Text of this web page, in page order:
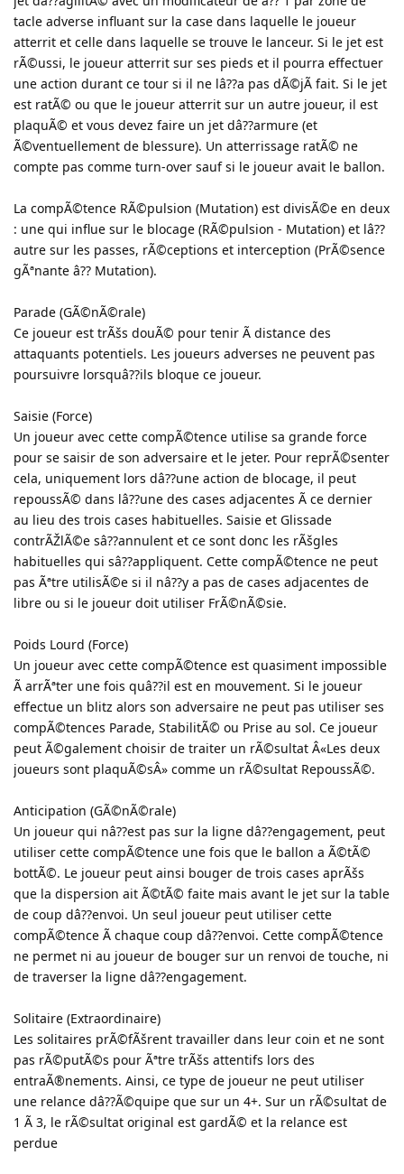
tacle adverse influant sur la case dans laquelle le joueur
atterrit et celle dans laquelle se trouve le lanceur. Si le jet est
rÃ©ussi, le joueur atterrit sur ses pieds et il pourra effectuer
une action durant ce tour si il ne lâ??a pas dÃ©jÃ fait. Si le jet
est ratÃ© ou que le joueur atterrit sur un autre joueur, il est
plaquÃ© et vous devez faire un jet dâ??armure (et
Ã©ventuellement de blessure). Un atterrissage ratÃ© ne
compte pas comme turn-over sauf si le joueur avait le ballon.
La compÃ©tence RÃ©pulsion (Mutation) est divisÃ©e en deux
: une qui influe sur le blocage (RÃ©pulsion - Mutation) et lâ??
autre sur les passes, rÃ©ceptions et interception (PrÃ©sence
gÃªnante â?? Mutation).
Parade (GÃ©nÃ©rale)
Ce joueur est trÃšs douÃ© pour tenir Ã distance des
attaquants potentiels. Les joueurs adverses ne peuvent pas
poursuivre lorsquâ??ils bloque ce joueur.
Saisie (Force)
Un joueur avec cette compÃ©tence utilise sa grande force
pour se saisir de son adversaire et le jeter. Pour reprÃ©senter
cela, uniquement lors dâ??une action de blocage, il peut
repoussÃ© dans lâ??une des cases adjacentes Ã ce dernier
au lieu des trois cases habituelles. Saisie et Glissade
contrÃŽlÃ©e sâ??annulent et ce sont donc les rÃšgles
habituelles qui sâ??appliquent. Cette compÃ©tence ne peut
pas Ãªtre utilisÃ©e si il nâ??y a pas de cases adjacentes de
libre ou si le joueur doit utiliser FrÃ©nÃ©sie.
Poids Lourd (Force)
Un joueur avec cette compÃ©tence est quasiment impossible
Ã arrÃªter une fois quâ??il est en mouvement. Si le joueur
effectue un blitz alors son adversaire ne peut pas utiliser ses
compÃ©tences Parade, StabilitÃ© ou Prise au sol. Ce joueur
peut Ã©galement choisir de traiter un rÃ©sultat Â«Les deux
joueurs sont plaquÃ©sÂ» comme un rÃ©sultat RepoussÃ©.
Anticipation (GÃ©nÃ©rale)
Un joueur qui nâ??est pas sur la ligne dâ??engagement, peut
utiliser cette compÃ©tence une fois que le ballon a Ã©tÃ©
bottÃ©. Le joueur peut ainsi bouger de trois cases aprÃšs
que la dispersion ait Ã©tÃ© faite mais avant le jet sur la table
de coup dâ??envoi. Un seul joueur peut utiliser cette
compÃ©tence Ã chaque coup dâ??envoi. Cette compÃ©tence
ne permet ni au joueur de bouger sur un renvoi de touche, ni
de traverser la ligne dâ??engagement.
Solitaire (Extraordinaire)
Les solitaires prÃ©fÃšrent travailler dans leur coin et ne sont
pas rÃ©putÃ©s pour Ãªtre trÃšs attentifs lors des
entraÃ®nements. Ainsi, ce type de joueur ne peut utiliser
une relance dâ??Ã©quipe que sur un 4+. Sur un rÃ©sultat de
1 Ã 3, le rÃ©sultat original est gardÃ© et la relance est
perdue